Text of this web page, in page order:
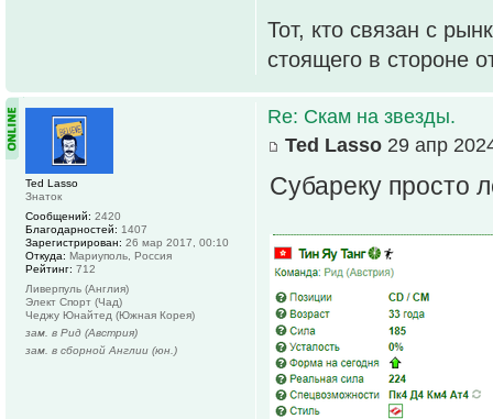
Тот, кто связан с
стоящего в стороне
Re: Скам на звезды.
Ted Lasso 29 апр
Субареку просто
Ted Lasso
Знаток
Сообщений: 2420
Благодарностей: 1407
Зарегистрирован: 26 мар 2017, 00:10
Откуда: Мариуполь, Россия
Рейтинг: 712
Ливерпуль (Англия)
Элект Спорт (Чад)
Чеджу Юнайтед (Южная Корея)
зам. в Рид (Австрия)
зам. в сборной Англии (юн.)